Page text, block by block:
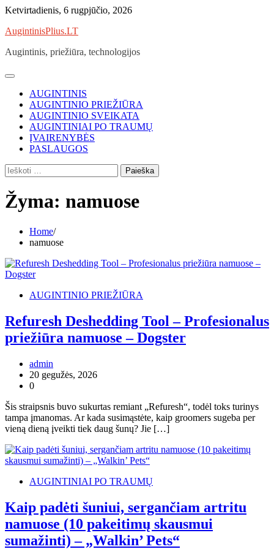
Skip
content
Ketvirtadienis, 6 rugpjūčio, 2026
AugintinisPlius.LT
Augintinis, priežiūra, technologijos
AUGINTINIS
AUGINTINIO PRIEŽIŪRA
AUGINTINIO SVEIKATA
AUGINTINIAI PO TRAUMŲ
ĮVAIRENYBĖS
PASLAUGOS
Ieškoti:
Žyma: namuose
Home
namuose
AUGINTINIO PRIEŽIŪRA
Refuresh Deshedding Tool – Profesionalus
priežiūra namuose – Dogster
admin
20 gegužės, 2026
0
Šis straipsnis buvo sukurtas remiant „Refuresh“, todėl toks turinys
tampa įmanomas. Ar kada susimąstėte, kaip groomers sugeba per
vieną dieną įveikti tiek daug šunų? Jie […]
AUGINTINIAI PO TRAUMŲ
Kaip padėti šuniui, sergančiam artritu
namuose (10 pakeitimų skausmui
sumažinti) – „Walkin’ Pets“